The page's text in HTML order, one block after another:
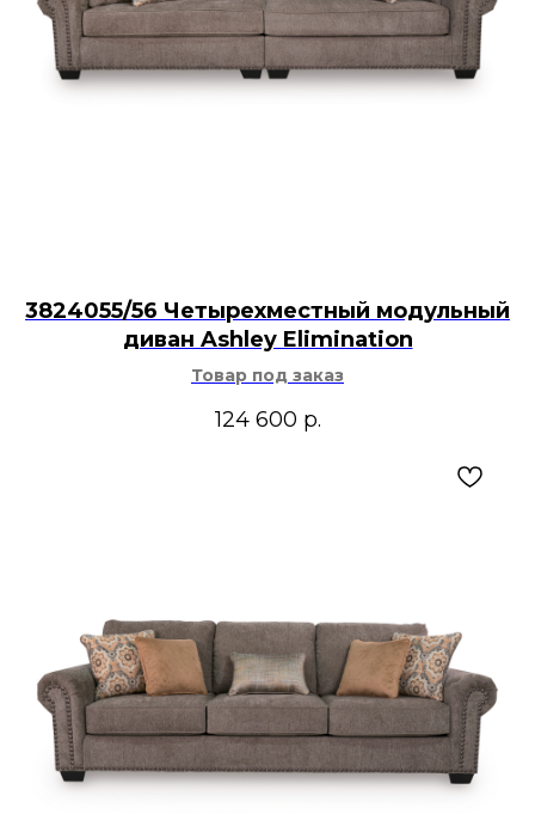
3824055/56 Четырехместный модульный
диван Ashley Elimination
Товар под заказ
124 600 р.